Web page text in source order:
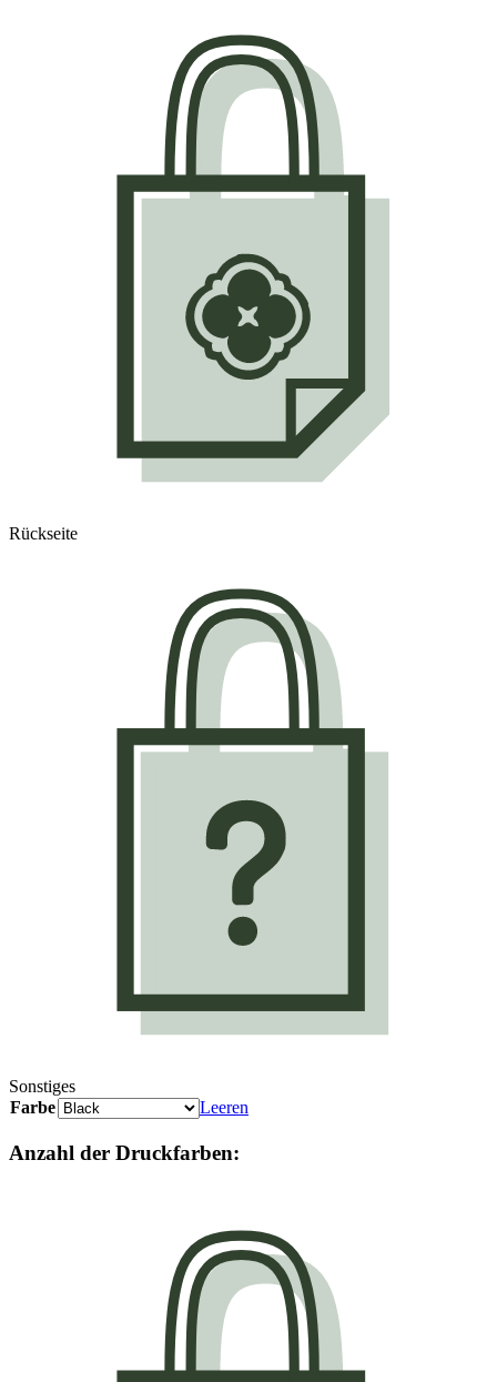
Rückseite
Sonstiges
Farbe
Leeren
Anzahl der Druckfarben: